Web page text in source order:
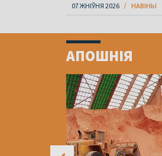
07 ЖНІЎНЯ 2026 НАВІНЫ
ofАПОШНІЯ